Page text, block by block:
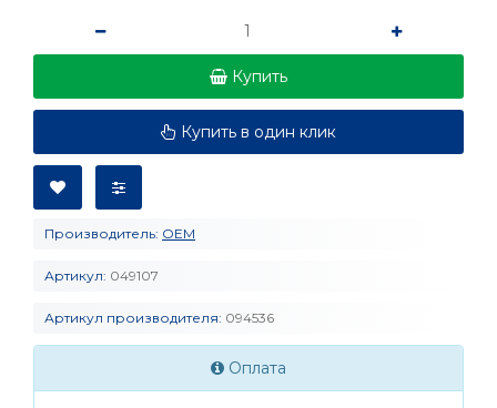
Купить
Купить в один клик
Производитель: OEM
Артикул: 049107
Артикул производителя: 094536
Оплата